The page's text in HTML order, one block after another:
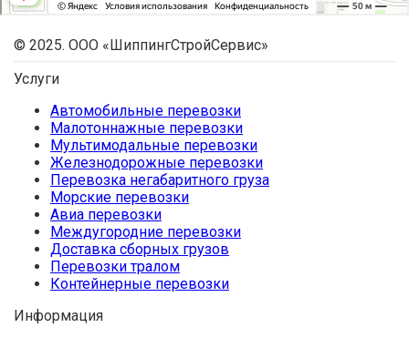
© 2025. ООО «ШиппингСтройСервис»
Услуги
Автомобильные перевозки
Малотоннажные перевозки
Мультимодальные перевозки
Железнодорожные перевозки
Перевозка негабаритного груза
Морские перевозки
Авиа перевозки
Междугородние перевозки
Доставка сборных грузов
Перевозки тралом
Контейнерные перевозки
Информация